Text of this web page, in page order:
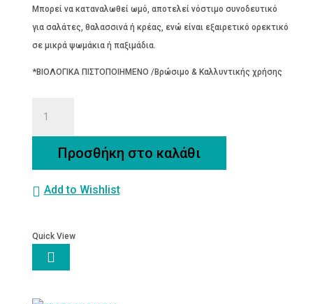
Μπορεί να καταναλωθεί ωμό, αποτελεί νόστιμο συνοδευτικό
για σαλάτες, θαλασσινά ή κρέας, ενώ είναι εξαιρετικό ορεκτικό
σε μικρά ψωμάκια ή παξιμάδια.
*ΒΙΟΛΟΓΙΚΑ ΠΙΣΤΟΠΟΙΗΜΕΝΟ /Βρώσιμο & Καλλυντικής χρήσης
Προσθήκη στο καλάθι
Add to Wishlist
Quick View
